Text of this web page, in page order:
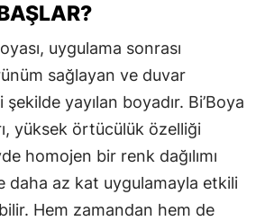
uygulama sonrası
sağlayan ve duvar
yayılan boyadır. Bi’Boya
yüksek örtücülük özelliği
homojen bir renk dağılımı
daha az kat uygulamayla etkili
Hem zamandan hem de